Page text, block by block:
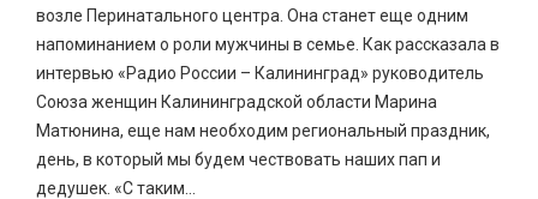
возле Перинатального центра. Она станет еще одним
напоминанием о роли мужчины в семье. Как рассказала в
интервью «Радио России – Калининград» руководитель
Союза женщин Калининградской области Марина
Матюнина, еще нам необходим региональный праздник,
день, в который мы будем чествовать наших пап и
дедушек. «С таким...